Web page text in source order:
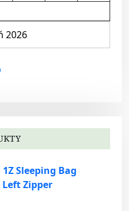
2026
Sleeping Bag
Left Zipper